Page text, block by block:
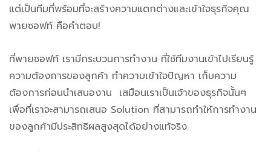
แต่เป็นทีมที่พร้อมที่จะสร้างความแตกต่างและเข้าใจธุรกิจคุณ
พายซอฟท์ คือคำตอบ!
ที่พายซอฟท์ เรามีกระบวนการทำงาน ที่ใช้ทีมงานเข้าไปเรียนรู้
ความต้องการของลูกค้า ทำความเข้าใจปัญหา เก็บความ
ต้องการก่อนนำเสนองาน เสมือนเราเป็นเจ้าของธุรกิจนั้นๆ
เพื่อที่เราจะสามารถเสนอ Solution ที่สามารถทำให้การทำงาน
ของลูกค้ามีประสิทธิผลสูงสุดได้อย่างแท้จริง